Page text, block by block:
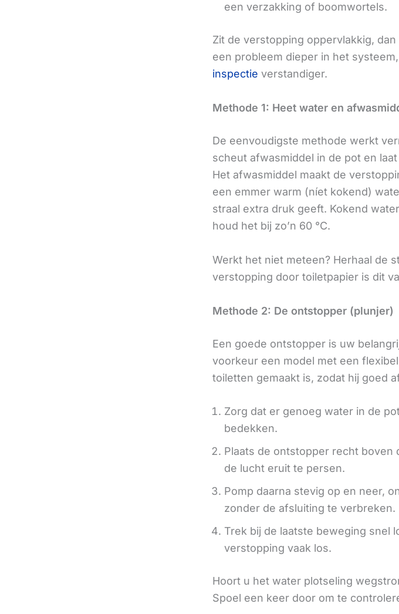
een verzakking of boomwortels.
Zit de verstopping oppervlakkig,
een probleem dieper in het
inspectie verstandiger.
Methode 1: Heet water en
De eenvoudigste methode werkt
scheut afwasmiddel in de pot en
Het afwasmiddel maakt de
een emmer warm (níet kokend)
straal extra druk geeft. Kokend
houd het bij zo’n 60 °C.
Werkt het niet meteen? Herhaal de
verstopping door toiletpapier is dit
Methode 2: De ontstopper (plunjer)
Een goede ontstopper is uw
voorkeur een model met een
toiletten gemaakt is, zodat hij goed
Zorg dat er genoeg water in de
bedekken.
Plaats de ontstopper recht boven
de lucht eruit te persen.
Pomp daarna stevig op en neer,
zonder de afsluiting te verbreken.
Trek bij de laatste beweging snel
verstopping vaak los.
Hoort u het water plotseling
Spoel een keer door om te